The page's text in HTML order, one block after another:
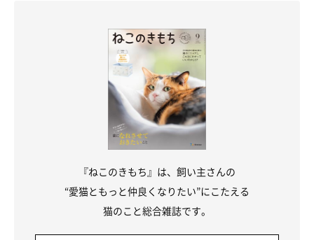
『ねこのきもち』は、飼い主さんの
“愛猫ともっと仲良くなりたい”にこたえる
猫のこと総合雑誌です。